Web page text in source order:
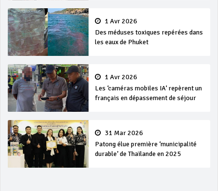
1 Avr 2026
Des méduses toxiques repérées dans
les eaux de Phuket
1 Avr 2026
Les ‘caméras mobiles IA’ repèrent un
français en dépassement de séjour
31 Mar 2026
Patong élue première ‘municipalité
durable’ de Thaïlande en 2025